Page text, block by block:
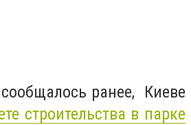
ранее, Киеве
строительства в парке